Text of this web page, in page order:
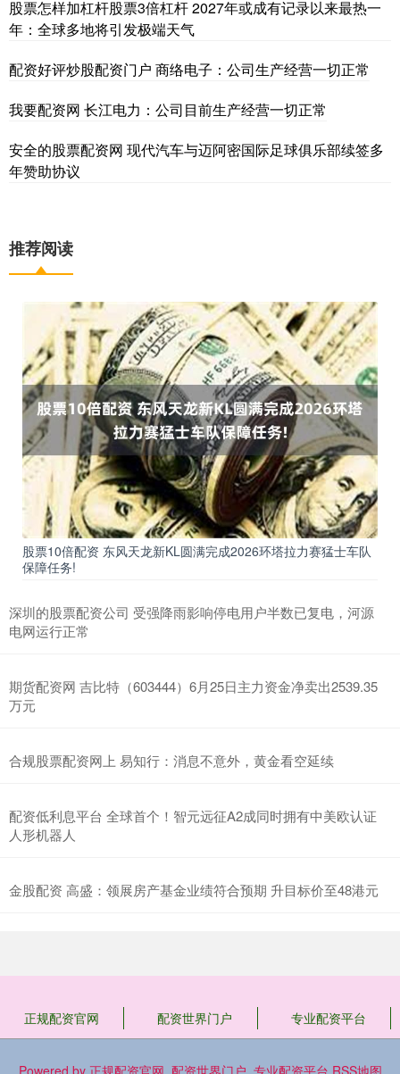
股票怎样加杠杆股票3倍杠杆 2027年或成有记录以来最热一
年：全球多地将引发极端天气
配资好评炒股配资门户 商络电子：公司生产经营一切正常
我要配资网 长江电力：公司目前生产经营一切正常
安全的股票配资网 现代汽车与迈阿密国际足球俱乐部续签多
年赞助协议
推荐阅读
股票10倍配资 东风天龙新KL圆满完成2026环塔拉力赛猛士车队
保障任务!
深圳的股票配资公司 受强降雨影响停电用户半数已复电，河源
电网运行正常
期货配资网 吉比特（603444）6月25日主力资金净卖出2539.35
万元
合规股票配资网上 易知行：消息不意外，黄金看空延续
配资低利息平台 全球首个！智元远征A2成同时拥有中美欧认证
人形机器人
金股配资 高盛：领展房产基金业绩符合预期 升目标价至48港元
正规配资官网 配资世界门户 专业配资平台